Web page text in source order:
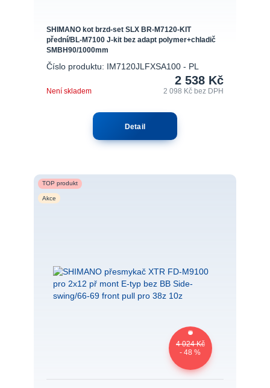
SHIMANO kot brzd-set SLX BR-M7120-KIT
přední/BL-M7100 J-kit bez adapt polymer+chladič
SMBH90/1000mm
Číslo produktu: IM7120JLFXSA100 - PL
2 538 Kč
2 098 Kč bez DPH
Není skladem
Detail
TOP produkt
Akce
4 024 Kč
- 48 %